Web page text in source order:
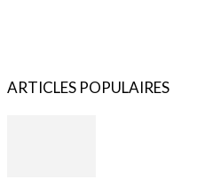
ARTICLES POPULAIRES